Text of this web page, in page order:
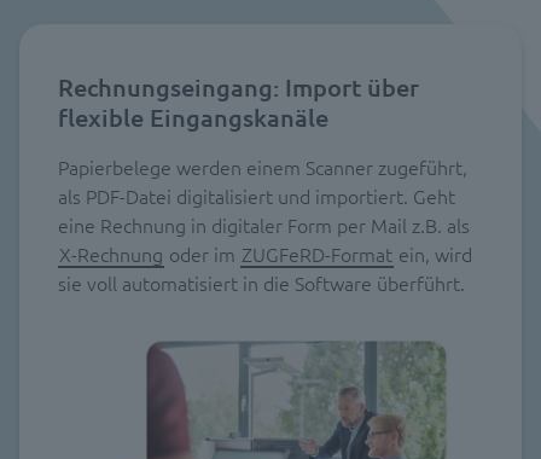
Rechnungseingang: Import über
flexible Eingangskanäle
Papierbelege werden einem Scanner zugeführt,
als PDF-Datei digitalisiert und importiert. Geht
eine Rechnung in digitaler Form per Mail z.B. als
X-Rechnung oder im ZUGFeRD-Format ein, wird
sie voll automatisiert in die Software überführt.